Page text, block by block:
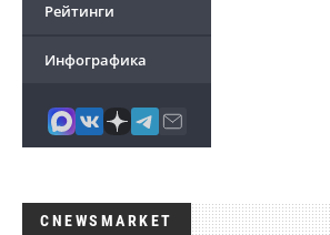
Рейтинги
Инфографика
CNEWSMARKET